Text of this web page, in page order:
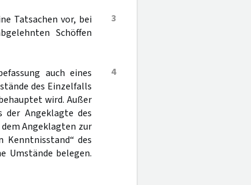
3
Tatsachen vor, bei
Schöffen
4
auch eines
des Einzelfalls
wird. Außer
der Angeklagte des
Angeklagten zur
Kenntnisstand“ des
Umstände belegen.